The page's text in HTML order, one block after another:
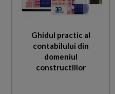
Ghidul practic al
contabilului din
domeniul
constructiilor